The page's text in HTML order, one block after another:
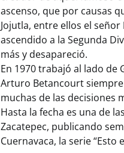
ascenso, que por causas
Jojutla, entre ellos el
ascendido a la Segunda
más y desapareció.
En 1970 trabajó al lado de
Arturo Betancourt
muchas de las decisiones
Hasta la fecha es una de
Zacatepec, publicando
Cuernavaca, la serie “Esto